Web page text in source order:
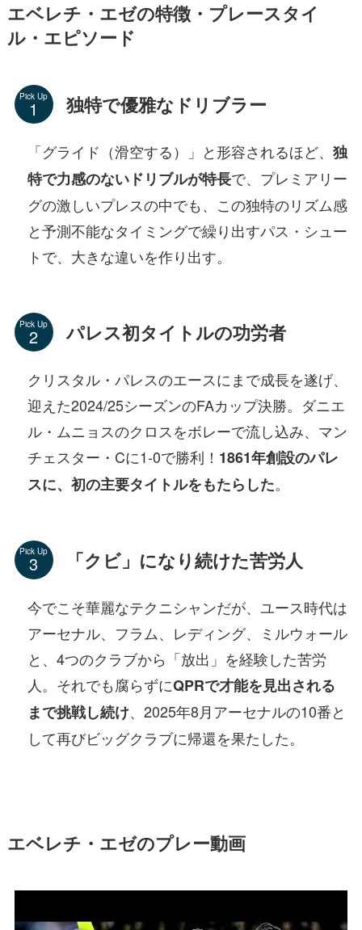
エベレチ・エゼの特徴・プレースタイ
ル・エピソード
Pick Up 独特で優雅なドリブラー
「グライド（滑空する）」と形容されるほど、 独
特で力感のないドリブルが特長で、プレミアリー
グの激しいプレスの中でも、この独特のリズム感
と予測不能なタイミングで繰り出すパス・シュー
トで、大きな違いを作り出す。
Pick Up パレス初タイトルの功労者
クリスタル・パレスのエースにまで成長を遂げ、
迎えた2024/25シーズンのFAカップ決勝。ダニエ
ル・ムニョスのクロスをボレーで流し込み、マン
チェスター・Cに1-0で勝利！ 1861年創設のパレ
スに、初の主要タイトルをもたらした。
Pick Up 「クビ」になり続けた苦労人
今でこそ華麗なテクニシャンだが、ユース時代は
アーセナル、フラム、レディング、ミルウォール
と、4つのクラブから「放出」を経験した苦労
人。それでも腐らずにQPRで才能を見出される
まで挑戦し続け、2025年8月アーセナルの10番と
して再びビッグクラブに帰還を果たした。
エベレチ・エゼのプレー動画